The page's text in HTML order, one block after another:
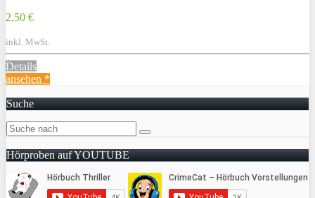
2,50 €
inkl. MwSt.
Details
ansehen *
Suche
Hörproben auf YOUTUBE